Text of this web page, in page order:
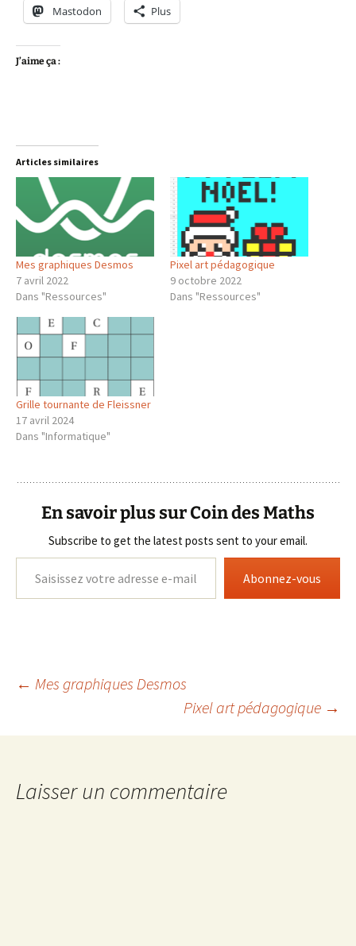
Mastodon Plus
J’aime ça :
Articles similaires
Mes graphiques Desmos
7 avril 2022
Dans "Ressources"
Pixel art pédagogique
9 octobre 2022
Dans "Ressources"
Grille tournante de Fleissner
17 avril 2024
Dans "Informatique"
En savoir plus sur Coin des Maths
Subscribe to get the latest posts sent to your email.
Saisissez votre adresse e-mail…
Abonnez-vous
Navigation
← Mes graphiques Desmos
Pixel art pédagogique →
Laisser un commentaire